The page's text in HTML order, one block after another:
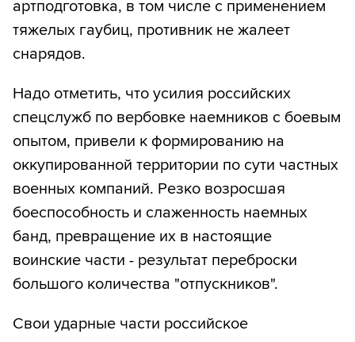
артподготовка, в том числе с применением
тяжелых гаубиц, противник не жалеет
снарядов.
Надо отметить, что усилия российских
спецслужб по вербовке наемников с боевым
опытом, привели к формированию на
оккупированной территории по сути частных
военных компаний. Резко возросшая
боеспособность и слаженность наемных
банд, превращение их в настоящие
воинские части - результат переброски
большого количества "отпускников".
Свои ударные части российское